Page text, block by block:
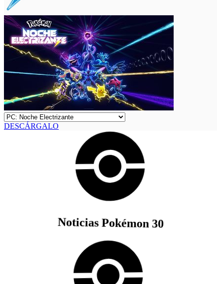
DESCÁRGALO
Noticias Pokémon 30